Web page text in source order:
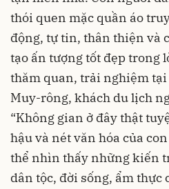
thói quen mặc quần áo
động, tự tin, thân thiện và
tạo ấn tượng tốt đẹp trong
thăm quan, trải nghiệm tại
Muy-rông, khách du lịch
“Không gian ở đây thật
hậu và nét văn hóa của
thể nhìn thấy những kiến
dân tộc, đời sống, ẩm thực